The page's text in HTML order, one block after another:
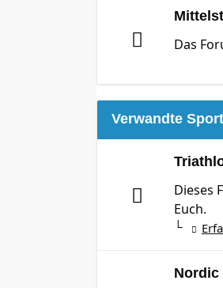
Das
Verwandte
Dieses
Euch.
Nordic